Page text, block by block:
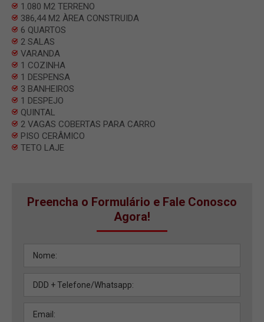
1.080 M2 TERRENO
386,44 M2 ÀREA CONSTRUIDA
6 QUARTOS
2 SALAS
VARANDA
1 COZINHA
1 DESPENSA
3 BANHEIROS
1 DESPEJO
QUINTAL
2 VAGAS COBERTAS PARA CARRO
PISO CERÂMICO
TETO LAJE
Preencha o Formulário e Fale Conosco
Agora!